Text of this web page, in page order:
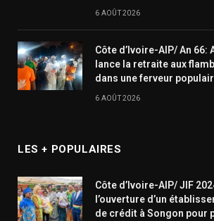
6 AOÛT 2026
Côte d’Ivoire-AIP/ An 66:
lance la retraite aux
dans une ferveur
6 AOÛT 2026
LES + POPULAIRES
Côte d’Ivoire-AIP/ JIF
l’ouverture d’un
de crédit à Songon pour